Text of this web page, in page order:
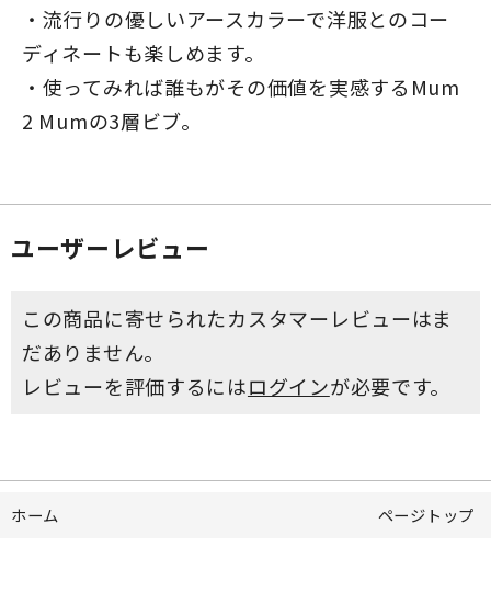
・流行りの優しいアースカラーで洋服とのコー
ディネートも楽しめます。
・使ってみれば誰もがその価値を実感するMum
2 Mumの3層ビブ。
ユーザーレビュー
この商品に寄せられたカスタマーレビューはま
だありません。
レビューを評価するにはログインが必要です。
ホーム ページトップ